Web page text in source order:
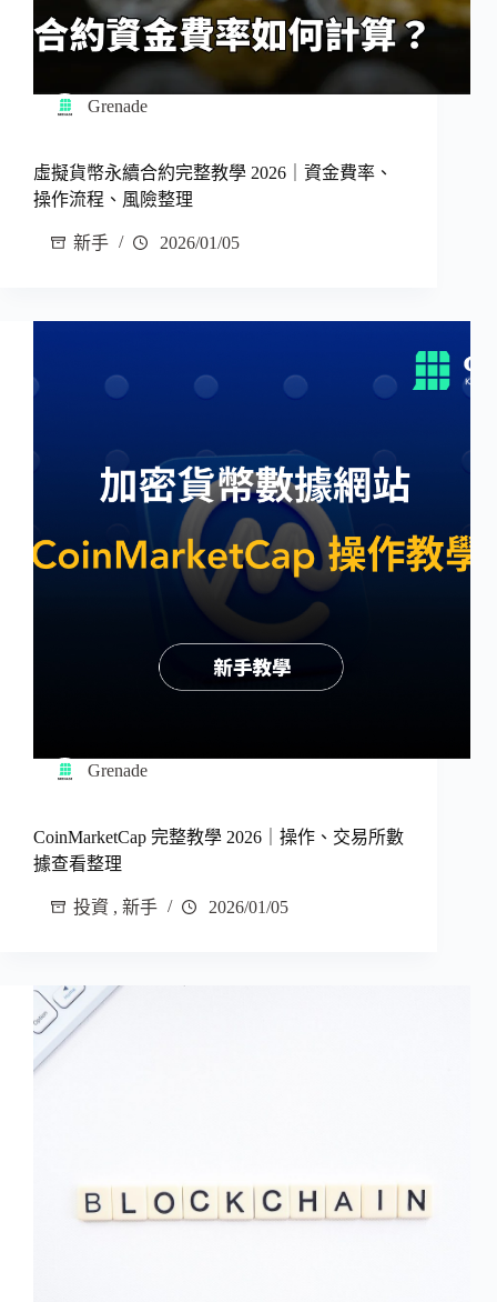
Grenade
虛擬貨幣永續合約完整教學 2026｜資金費率、
操作流程、風險整理
新手 2026/01/05
Grenade
CoinMarketCap 完整教學 2026｜操作、交易所數
據查看整理
投資 , 新手 2026/01/05